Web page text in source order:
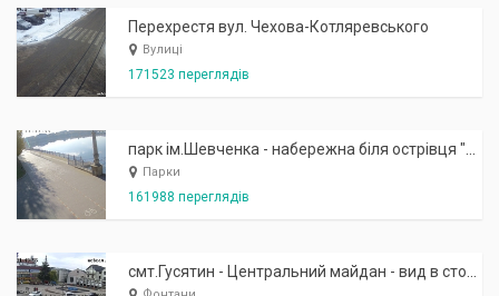
Перехрестя вул. Чехова-Котляревського
Вулиці
171523 переглядів
Парки
161988 переглядів